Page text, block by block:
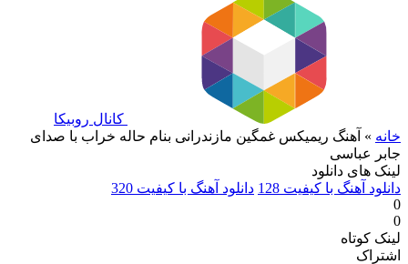
کانال روبیکا
خانه » آهنگ ریمیکس غمگین مازندرانی بنام حاله خراب با صدای
جابر عباسی
لینک های دانلود
دانلود آهنگ با کیفیت 128
دانلود آهنگ با کیفیت 320
0
0
لینک کوتاه
اشتراک